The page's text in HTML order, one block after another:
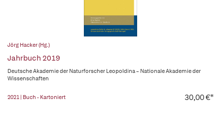
Jörg Hacker (Hg.)
Jahrbuch 2019
Deutsche Akademie der Naturforscher Leopoldina – Nationale Akademie der
Wissenschaften
2021 | Buch - Kartoniert 30,00 €*